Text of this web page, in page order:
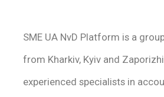
SME UA NvD Platform is a
from Kharkiv, Kyiv and
experienced specialists in